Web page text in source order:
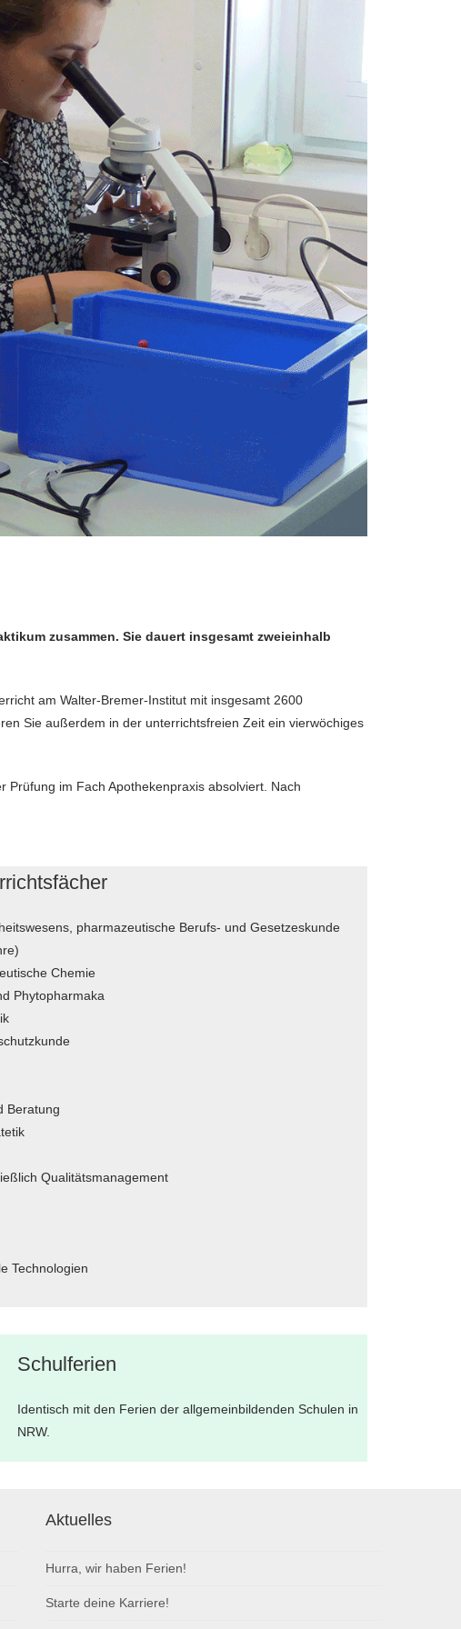
zusammen. Sie dauert insgesamt zweieinhalb
am Walter-Bremer-Institut mit insgesamt 2600
Sie außerdem in der unterrichtsfreien Zeit ein vierwöchiges
Prüfung im Fach Apothekenpraxis absolviert. Nach
pharmazeutische Berufs- und Gesetzeskunde
Chemie
Phytopharmaka
Beratung
Qualitätsmanagement
Technologien
Schulferien
Identisch mit den Ferien der allgemeinbildenden Schulen in
NRW.
Aktuelles
Hurra, wir haben Ferien!
Starte deine Karriere!